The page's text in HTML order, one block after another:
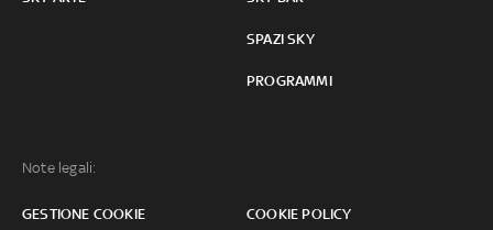
SPAZI SKY
PROGRAMMI
Note legali:
GESTIONE COOKIE COOKIE POLICY